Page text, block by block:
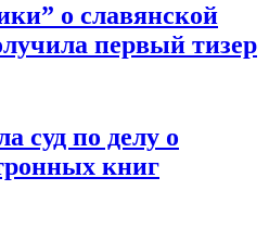
о славянской
первый тизер
суд по делу о
книг